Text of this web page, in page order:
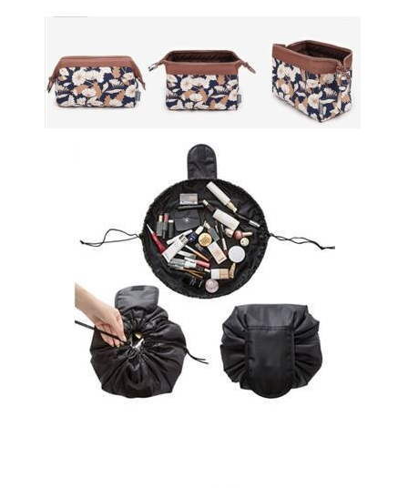
Minimalistinė plačiai atsiverianti
kosmetinė
raišteliu sutraukiama